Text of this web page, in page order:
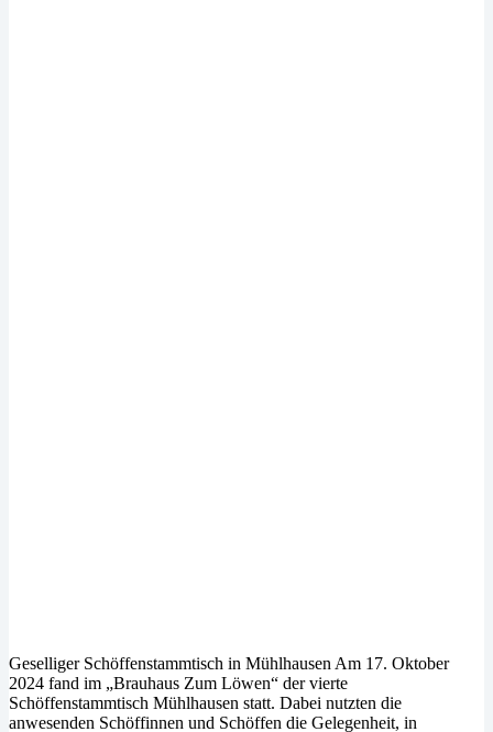
Geselliger Schöffenstammtisch in Mühlhausen Am 17. Oktober
2024 fand im „Brauhaus Zum Löwen“ der vierte
Schöffenstammtisch Mühlhausen statt. Dabei nutzten die
anwesenden Schöffinnen und Schöffen die Gelegenheit, in